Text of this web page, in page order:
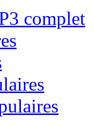
complet